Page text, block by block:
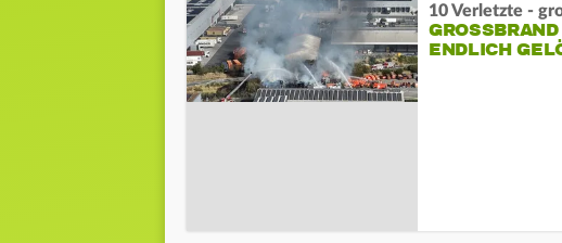
10 Verletzte -
GROSSBRAND
NDLICH